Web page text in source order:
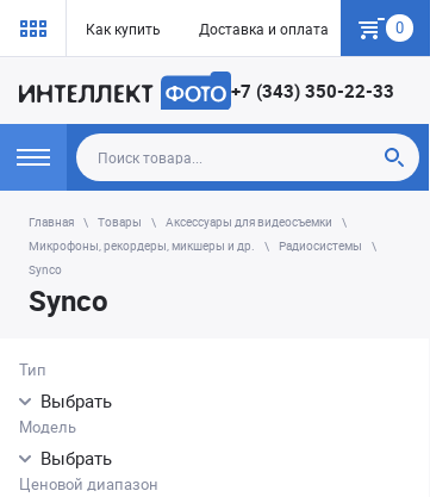
Как купить Доставка и оплата Гарантия
0
+7 (343) 350-22-33
Главная Товары
Аксессуары для видеосъемки
Микрофоны, рекордеры, микшеры и др.
Радиосистемы
Synco
Synco
Тип
Выбрать
Модель
Выбрать
Ценовой диапазон